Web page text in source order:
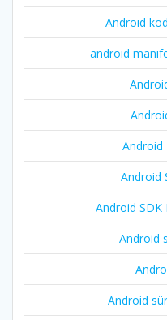
Android
android
Android
Android
Android
Android
Android